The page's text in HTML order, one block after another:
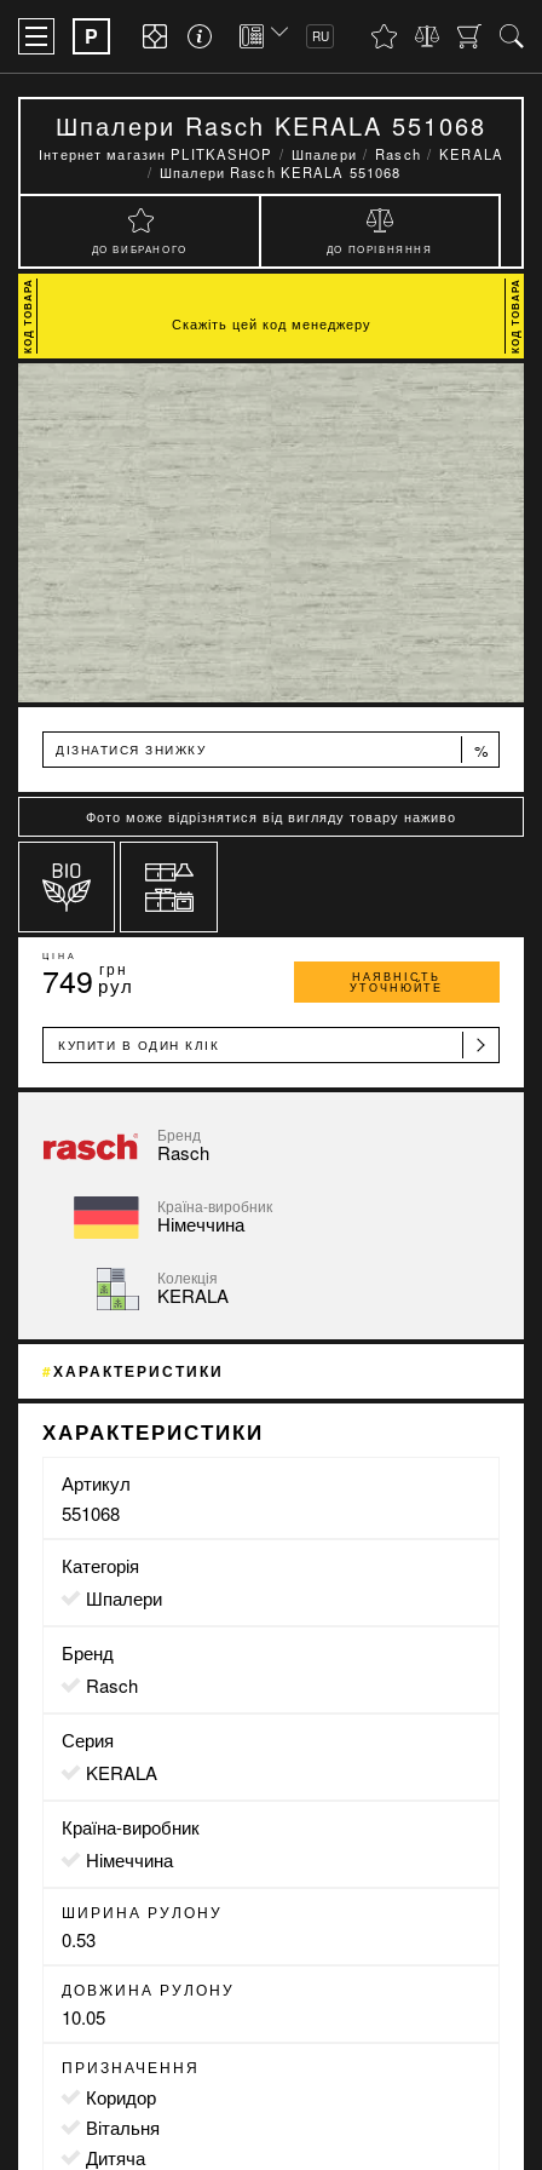
P RU
Шпалери Rasch KERALA 551068
Інтернет магазин PLITKASHOP Шпалери Rasch
KERALA
Шпалери Rasch KERALA 551068
ДО ВИБРАНОГО ДО ПОРІВНЯННЯ
ДІЗНАТИСЯ ЗНИЖКУ %
Фото може відрізнятися від вигляду товару наживо
ЦІНА
749 грн
рул НАЯВНІСТЬ
УТОЧНЮЙТЕ
КУПИТИ В ОДИН КЛІК
Бренд
Rasch
Країна-виробник
Німеччина
Колекція
KERALA
ХАРАКТЕРИСТИКИ
ХАРАКТЕРИСТИКИ
Артикул
551068
Категорія
Шпалери
Бренд
Rasch
Серия
KERALA
Країна-виробник
Німеччина
ШИРИНА РУЛОНУ
0.53
ДОВЖИНА РУЛОНУ
10.05
ПРИЗНАЧЕННЯ
коридор
вітальня
дитяча
Скажіть цей код менеджеру